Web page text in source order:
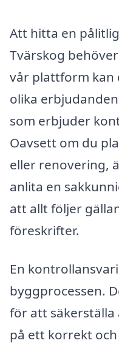
Att hitta en
Tvärskog
vår plattform kan
olika
som erbjuder
Oavsett om du
eller renovering,
anlita en
att allt följer
föreskrifter.
En
byggprocessen.
för att
på ett korrekt